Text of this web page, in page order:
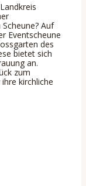
Auf
Eventscheune
des
bietet sich
an.
zum
kirchliche